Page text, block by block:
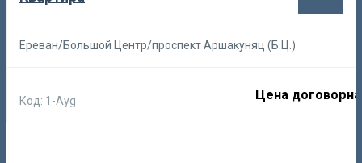
Ереван/Большой Центр/проспект Аршакуняц (Б.Ц.)
Код: 1-Ayg Цена